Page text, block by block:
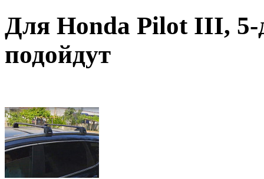
Для Honda Pilot III, 5-
подойдут